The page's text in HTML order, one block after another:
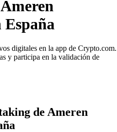
digitales en la app de Crypto.com.
y participa en la validación de
de Ameren